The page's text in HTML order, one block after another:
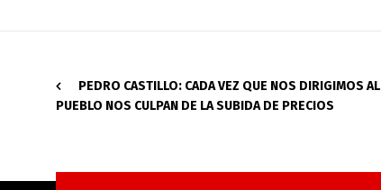
PEDRO CASTILLO: CADA VEZ QUE NOS DIRIGIMOS AL
PUEBLO NOS CULPAN DE LA SUBIDA DE PRECIOS